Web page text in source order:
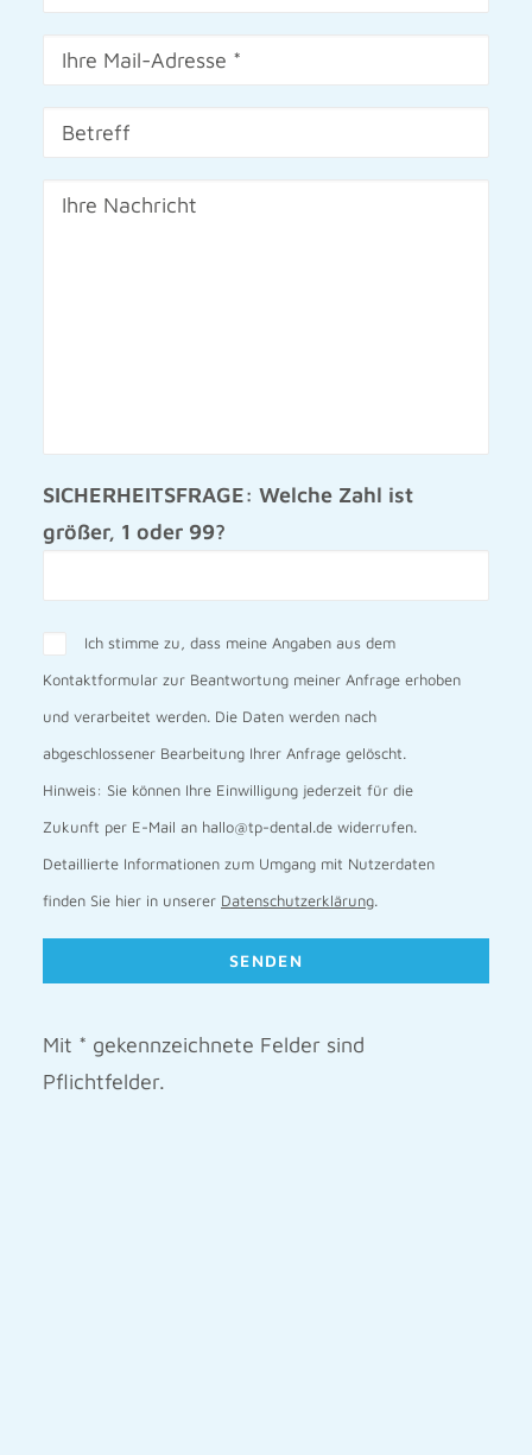
SICHERHEITSFRAGE: Welche Zahl ist
größer, 1 oder 99?
Ich stimme zu, dass meine Angaben aus dem
Kontaktformular zur Beantwortung meiner Anfrage erhoben
und verarbeitet werden. Die Daten werden nach
abgeschlossener Bearbeitung Ihrer Anfrage gelöscht.
Hinweis: Sie können Ihre Einwilligung jederzeit für die
Zukunft per E-Mail an hallo@tp-dental.de widerrufen.
Detaillierte Informationen zum Umgang mit Nutzerdaten
finden Sie hier in unserer Datenschutzerklärung.
Mit * gekennzeichnete Felder sind
Pflichtfelder.